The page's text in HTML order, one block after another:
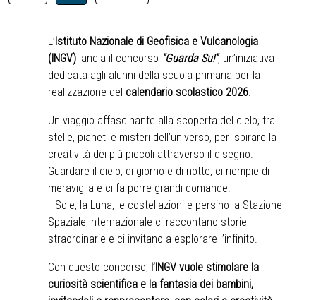
L’Istituto Nazionale di Geofisica e Vulcanologia
(INGV) lancia il concorso "Guarda Su!", un’iniziativa
dedicata agli alunni della scuola primaria per la
realizzazione del calendario scolastico 2026.
Un viaggio affascinante alla scoperta del cielo, tra
stelle, pianeti e misteri dell’universo, per ispirare la
creatività dei più piccoli attraverso il disegno.
Guardare il cielo, di giorno e di notte, ci riempie di
meraviglia e ci fa porre grandi domande.
Il Sole, la Luna, le costellazioni e persino la Stazione
Spaziale Internazionale ci raccontano storie
straordinarie e ci invitano a esplorare l’infinito.
Con questo concorso, l’INGV vuole stimolare la
curiosità scientifica e la fantasia dei bambini,